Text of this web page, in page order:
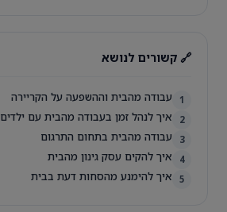
🔗 קשורים לנושא
1 עבודה מהבית וההשפעה על הקריירה
2 איך לנהל זמן בעבודה מהבית עם ילדים
3 עבודה מהבית בתחום התרגום
4 איך להקים עסק גינון מהבית
5 איך להימנע מהסחות דעת בבית